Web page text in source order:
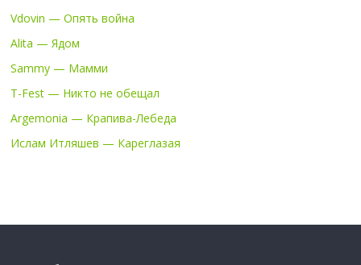
Vdovin — Опять война
Alita — Ядом
Sammy — Мамми
T-Fest — Никто не обещал
Argemonia — Крапива-Лебеда
Ислам Итляшев — Кареглазая